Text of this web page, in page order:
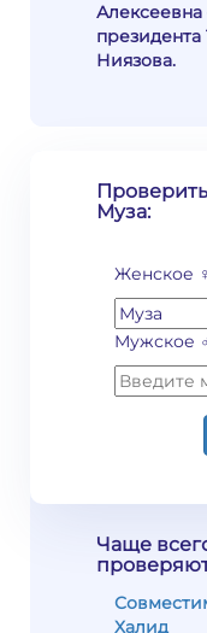
Ниязова.
Муза:
Женское
Мужское
Чаще
Халид